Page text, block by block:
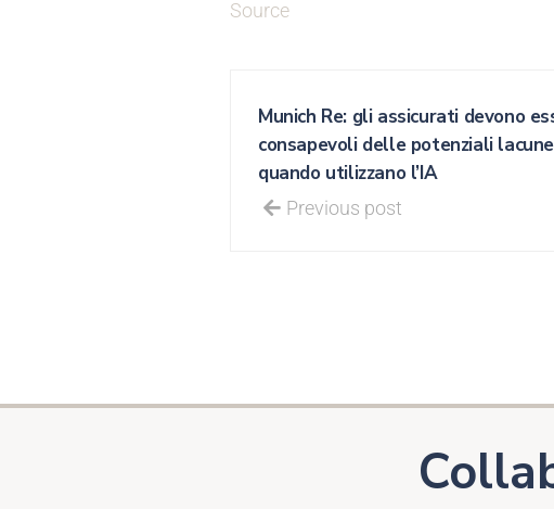
Source
Munich Re: gli assicurati devono
consapevoli delle potenziali
quando utilizzano l’IA
Previous post